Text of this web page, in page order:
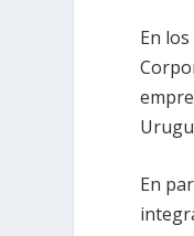
En
En